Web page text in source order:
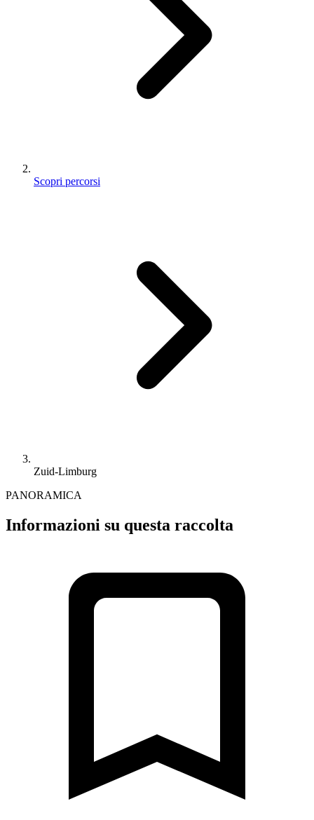
Scopri percorsi
Zuid-Limburg
PANORAMICA
Informazioni su questa raccolta